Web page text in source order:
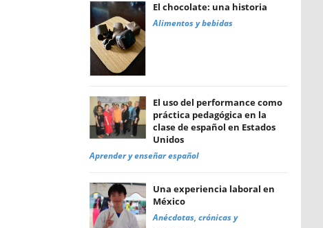
El chocolate: una historia
Alimentos y bebidas
El uso del performance como
práctica pedagógica en la
clase de español en Estados
Unidos
Aprender y enseñar español
Una experiencia laboral en
México
Anécdotas, crónicas y